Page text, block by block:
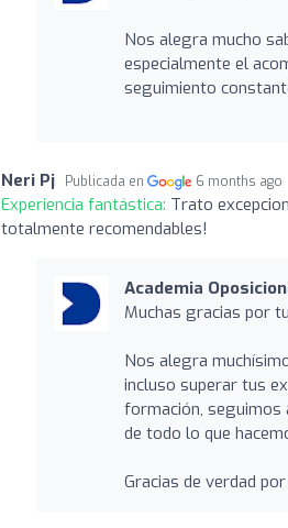
Nos alegra mucho
especialmente el
seguimiento
Neri Pj Publicada en 6 months ago
Experiencia fantástica: Trato
totalmente recomendables!
Academia
Muchas gracias por
Nos alegra
incluso superar tus
formación, seguimos
de todo lo que
Gracias de verdad